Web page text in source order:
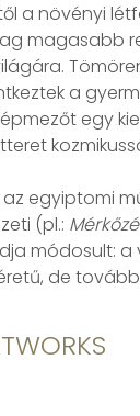
a növényi
magasabb
a
egy
az egyiptomi
(pl.:
módosult:
de